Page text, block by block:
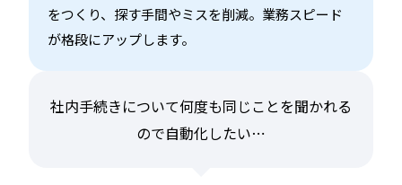
をつくり、探す手間やミスを削減。業務スピード
が格段にアップします。
社内手続きについて何度も同じことを聞かれる
ので自動化したい⋯